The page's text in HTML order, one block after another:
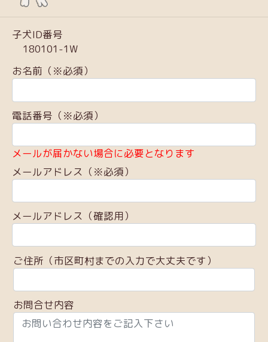
子犬ID番号
180101-1W
お名前（※必須）
電話番号（※必須）
メールが届かない場合に必要となります
メールアドレス（※必須）
メールアドレス（確認用）
ご住所（市区町村までの入力で大丈夫です）
お問合せ内容